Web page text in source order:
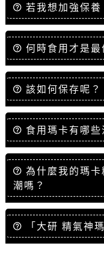
若我想加強保養
何時食用才是最
該如何保存呢？
食用瑪卡有哪
為什麼我的瑪
潮嗎？
「大研 精氣神